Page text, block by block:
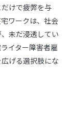
けで疲弊を与
ワークは、社会
未だ浸透してい
イター障害者雇
げる選択肢にな